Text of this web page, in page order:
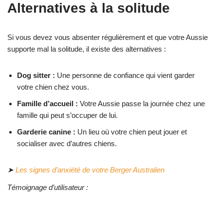
Alternatives à la solitude
Si vous devez vous absenter régulièrement et que votre Aussie
supporte mal la solitude, il existe des alternatives :
Dog sitter : Une personne de confiance qui vient garder
votre chien chez vous.
Famille d’accueil : Votre Aussie passe la journée chez une
famille qui peut s’occuper de lui.
Garderie canine : Un lieu où votre chien peut jouer et
socialiser avec d’autres chiens.
➤ Les signes d’anxiété de votre Berger Australien
Témoignage d’utilisateur :